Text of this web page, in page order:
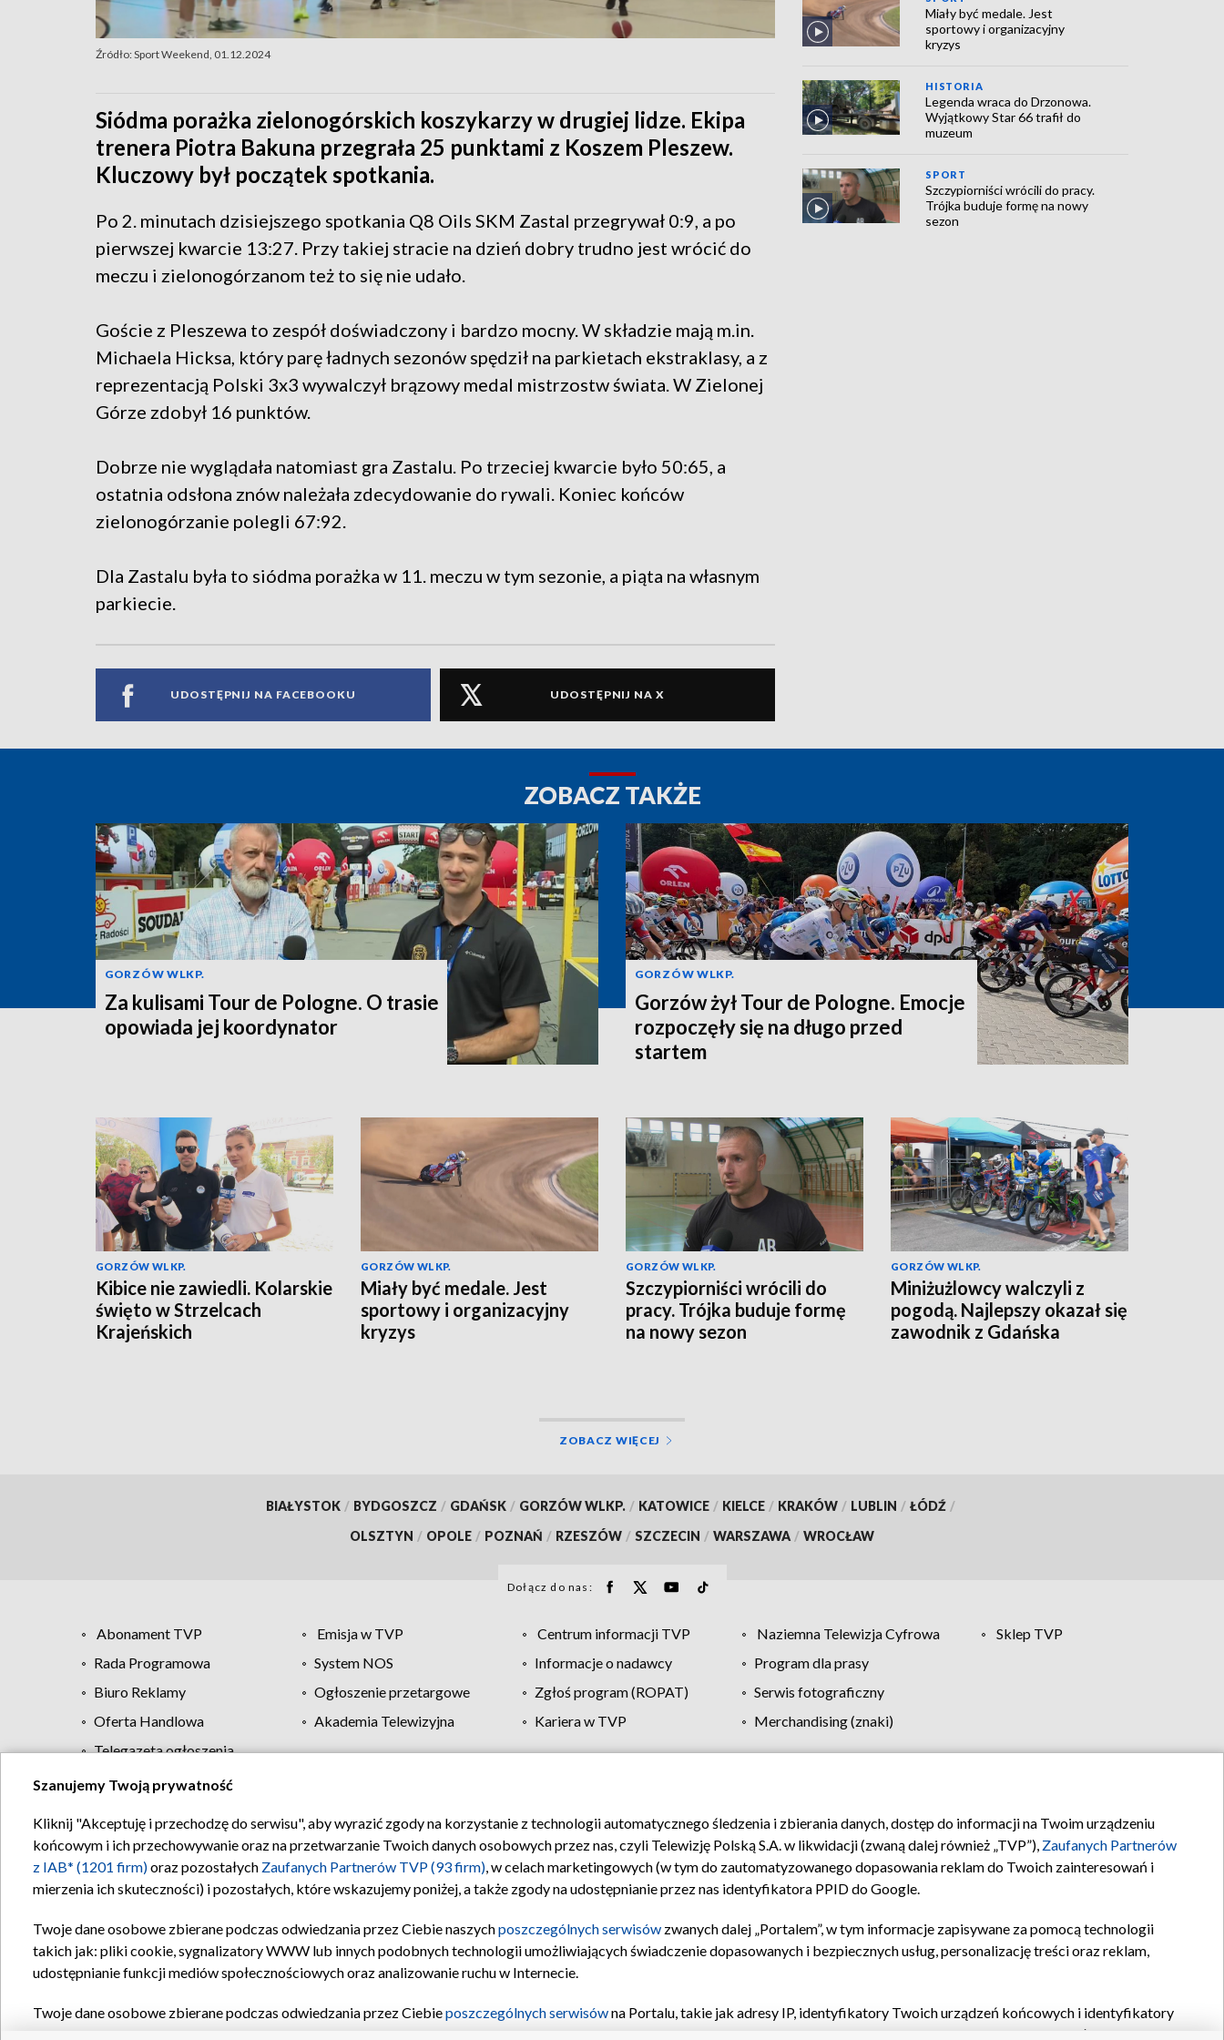
Źródło: Sport Weekend, 01.12.2024
Siódma porażka zielonogórskich koszykarzy w drugiej lidze. Ekipa
trenera Piotra Bakuna przegrała 25 punktami z Koszem Pleszew.
Kluczowy był początek spotkania.
Po 2. minutach dzisiejszego spotkania Q8 Oils SKM Zastal przegrywał 0:9, a po
pierwszej kwarcie 13:27. Przy takiej stracie na dzień dobry trudno jest wrócić do
meczu i zielonogórzanom też to się nie udało.
Goście z Pleszewa to zespół doświadczony i bardzo mocny. W składzie mają m.in.
Michaela Hicksa, który parę ładnych sezonów spędził na parkietach ekstraklasy, a z
reprezentacją Polski 3x3 wywalczył brązowy medal mistrzostw świata. W Zielonej
Górze zdobył 16 punktów.
Dobrze nie wyglądała natomiast gra Zastalu. Po trzeciej kwarcie było 50:65, a
ostatnia odsłona znów należała zdecydowanie do rywali. Koniec końców
zielonogórzanie polegli 67:92.
Dla Zastalu była to siódma porażka w 11. meczu w tym sezonie, a piąta na własnym
parkiecie.
UDOSTĘPNIJ NA FACEBOOKU UDOSTĘPNIJ NA X
Miały być medale. Jest
sportowy i organizacyjny
kryzys
HISTORIA
Legenda wraca do Drzonowa.
Wyjątkowy Star 66 trafił do
muzeum
SPORT
Szczypiorniści wrócili do pracy.
Trójka buduje formę na nowy
sezon
ZOBACZ TAKŻE
GORZÓW WLKP.
Za kulisami Tour de Pologne. O trasie
opowiada jej koordynator
GORZÓW WLKP.
Gorzów żył Tour de Pologne. Emocje
rozpoczęły się na długo przed
startem
GORZÓW WLKP.
Kibice nie zawiedli. Kolarskie
święto w Strzelcach
Krajeńskich
GORZÓW WLKP.
Miały być medale. Jest
sportowy i organizacyjny
kryzys
GORZÓW WLKP.
Szczypiorniści wrócili do
pracy. Trójka buduje formę
na nowy sezon
GORZÓW WLKP.
Miniżużlowcy walczyli z
pogodą. Najlepszy okazał się
zawodnik z Gdańska
ZOBACZ WIĘCEJ
BIAŁYSTOK / BYDGOSZCZ / GDAŃSK / GORZÓW WLKP. / KATOWICE / KIELCE / KRAKÓW / LUBLIN / ŁÓDŹ /
OLSZTYN / OPOLE / POZNAŃ / RZESZÓW / SZCZECIN / WARSZAWA / WROCŁAW
Dołącz do nas:
Abonament TVP Emisja w TVP Centrum informacji TVP Naziemna Telewizja Cyfrowa
Sklep TVP
Rada Programowa
System NOS Informacje o nadawcy
Program dla prasy
Biuro Reklamy
Ogłoszenie przetargowe Zgłoś program (ROPAT)
Serwis fotograficzny
Oferta Handlowa
Akademia Telewizyjna Kariera w TVP
Merchandising (znaki)
Telegazeta ogłoszenia
Regulamin TVP Polityka prywatności Moje zgody Pomoc Biuro reklamy Kontakt
Szanujemy Twoją prywatność
Kliknij "Akceptuję i przechodzę do serwisu", aby wyrazić zgody na korzystanie z technologii automatycznego śledzenia i zbierania danych, dostęp do informacji na Twoim urządzeniu
końcowym i ich przechowywanie oraz na przetwarzanie Twoich danych osobowych przez nas, czyli Telewizję Polską S.A. w likwidacji (zwaną dalej również „TVP”), Zaufanych Partnerów
z IAB* (1201 firm)oraz pozostałych Zaufanych Partnerów TVP (93 firm), w celach marketingowych (w tym do zautomatyzowanego dopasowania reklam do Twoich zainteresowań i
mierzenia ich skuteczności) i pozostałych, które wskazujemy poniżej, a także zgody na udostępnianie przez nas identyfikatora PPID do Google.
Twoje dane osobowe zbierane podczas odwiedzania przez Ciebie naszychposzczególnych serwisów zwanych dalej „Portalem”, w tym informacje zapisywane za pomocą technologii
takich jak: pliki cookie, sygnalizatory WWW lub innych podobnych technologii umożliwiających świadczenie dopasowanych i bezpiecznych usług, personalizację treści oraz reklam,
udostępnianie funkcji mediów społecznościowych oraz analizowanie ruchu w Internecie.
Twoje dane osobowe zbierane podczas odwiedzania przez Ciebieposzczególnych serwisówna Portalu, takie jak adresy IP, identyfikatory Twoich urządzeń końcowych i identyfikatory
oraz pozostałych